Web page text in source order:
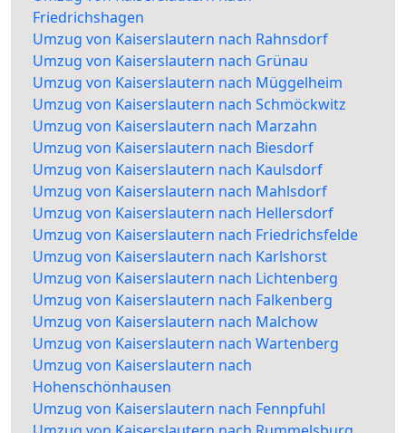
Friedrichshagen
Umzug von Kaiserslautern nach Rahnsdorf
Umzug von Kaiserslautern nach Grünau
Umzug von Kaiserslautern nach Müggelheim
Umzug von Kaiserslautern nach Schmöckwitz
Umzug von Kaiserslautern nach Marzahn
Umzug von Kaiserslautern nach Biesdorf
Umzug von Kaiserslautern nach Kaulsdorf
Umzug von Kaiserslautern nach Mahlsdorf
Umzug von Kaiserslautern nach Hellersdorf
Umzug von Kaiserslautern nach Friedrichsfelde
Umzug von Kaiserslautern nach Karlshorst
Umzug von Kaiserslautern nach Lichtenberg
Umzug von Kaiserslautern nach Falkenberg
Umzug von Kaiserslautern nach Malchow
Umzug von Kaiserslautern nach Wartenberg
Umzug von Kaiserslautern nach
Hohenschönhausen
Umzug von Kaiserslautern nach Fennpfuhl